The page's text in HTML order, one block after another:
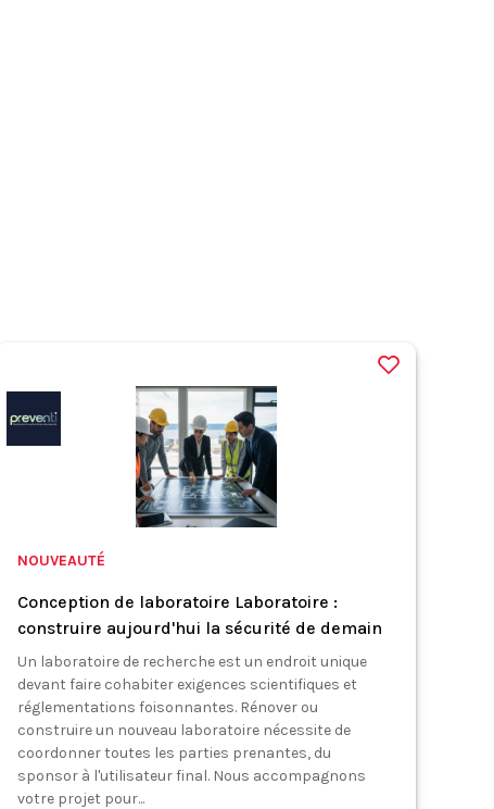
NOUVEAUTÉ
Conception de laboratoire Laboratoire :
construire aujourd'hui la sécurité de demain
Un laboratoire de recherche est un endroit unique
devant faire cohabiter exigences scientifiques et
réglementations foisonnantes. Rénover ou
construire un nouveau laboratoire nécessite de
coordonner toutes les parties prenantes, du
sponsor à l'utilisateur final. Nous accompagnons
votre projet pour...